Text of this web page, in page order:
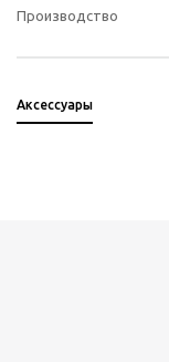
Производство
Аксессуары